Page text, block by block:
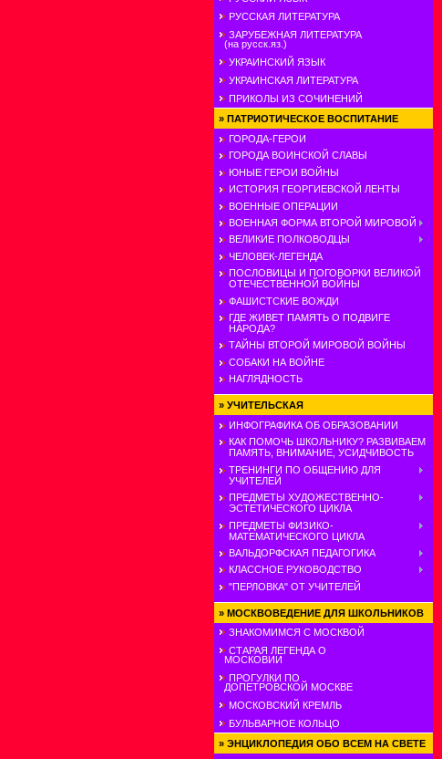
РУССКАЯ ЛИТЕРАТУРА
ЗАРУБЕЖНАЯ ЛИТЕРАТУРА
(на русск.яз.)
УКРАИНСКИЙ ЯЗЫК
УКРАИНСКАЯ ЛИТЕРАТУРА
ПРИКОЛЫ ИЗ СОЧИНЕНИЙ
» ПАТРИОТИЧЕСКОЕ ВОСПИТАНИЕ
ГОРОДА-ГЕРОИ
ГОРОДА ВОИНСКОЙ СЛАВЫ
ЮНЫЕ ГЕРОИ ВОЙНЫ
ИСТОРИЯ ГЕОРГИЕВСКОЙ ЛЕНТЫ
ВОЕННЫЕ ОПЕРАЦИИ
ВОЕННАЯ ФОРМА ВТОРОЙ МИРОВОЙ
ВЕЛИКИЕ ПОЛКОВОДЦЫ
ЧЕЛОВЕК-ЛЕГЕНДА
ПОСЛОВИЦЫ И ПОГОВОРКИ ВЕЛИКОЙ
ОТЕЧЕСТВЕННОЙ ВОЙНЫ
ФАШИСТСКИЕ ВОЖДИ
ГДЕ ЖИВЕТ ПАМЯТЬ О ПОДВИГЕ
НАРОДА?
ТАЙНЫ ВТОРОЙ МИРОВОЙ ВОЙНЫ
СОБАКИ НА ВОЙНЕ
НАГЛЯДНОСТЬ
» УЧИТЕЛЬСКАЯ
ИНФОГРАФИКА ОБ ОБРАЗОВАНИИ
КАК ПОМОЧЬ ШКОЛЬНИКУ? РАЗВИВАЕМ
ПАМЯТЬ, ВНИМАНИЕ, УСИДЧИВОСТЬ
ТРЕНИНГИ ПО ОБЩЕНИЮ ДЛЯ
УЧИТЕЛЕЙ
ПРЕДМЕТЫ ХУДОЖЕСТВЕННО-
ЭСТЕТИЧЕСКОГО ЦИКЛА
ПРЕДМЕТЫ ФИЗИКО-
МАТЕМАТИЧЕСКОГО ЦИКЛА
ВАЛЬДОРФСКАЯ ПЕДАГОГИКА
КЛАССНОЕ РУКОВОДСТВО
"ПЕРЛОВКА" ОТ УЧИТЕЛЕЙ
» МОСКВОВЕДЕНИЕ ДЛЯ ШКОЛЬНИКОВ
ЗНАКОМИМСЯ С МОСКВОЙ
СТАРАЯ ЛЕГЕНДА О
МОСКОВИИ
ПРОГУЛКИ ПО
ДОПЕТРОВСКОЙ МОСКВЕ
МОСКОВСКИЙ КРЕМЛЬ
БУЛЬВАРНОЕ КОЛЬЦО
» ЭНЦИКЛОПЕДИЯ ОБО ВСЕМ НА СВЕТЕ